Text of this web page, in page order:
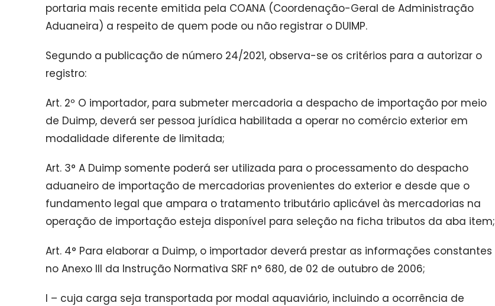
portaria mais recente emitida pela COANA (Coordenação-Geral de Administração
Aduaneira) a respeito de quem pode ou não registrar o DUIMP.
Segundo a publicação de número 24/2021, observa-se os critérios para a autorizar o
registro:
Art. 2º O importador, para submeter mercadoria a despacho de importação por meio
de Duimp, deverá ser pessoa jurídica habilitada a operar no comércio exterior em
modalidade diferente de limitada;
Art. 3° A Duimp somente poderá ser utilizada para o processamento do despacho
aduaneiro de importação de mercadorias provenientes do exterior e desde que o
fundamento legal que ampara o tratamento tributário aplicável às mercadorias na
operação de importação esteja disponível para seleção na ficha tributos da aba item;
Art. 4° Para elaborar a Duimp, o importador deverá prestar as informações constantes
no Anexo III da Instrução Normativa SRF n° 680, de 02 de outubro de 2006;
I – cuja carga seja transportada por modal aquaviário, incluindo a ocorrência de